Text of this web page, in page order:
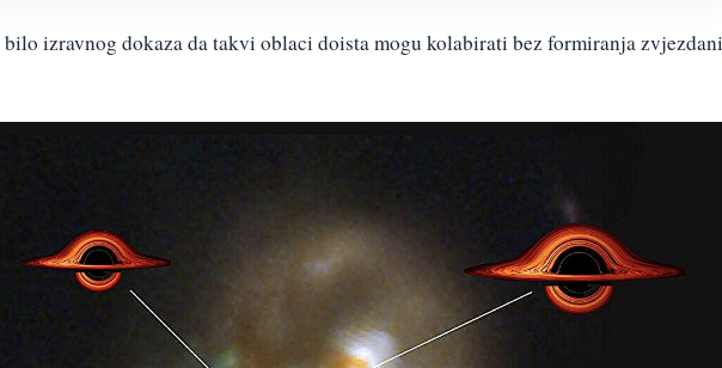
bilo izravnog dokaza da takvi oblaci doista mogu kolabirati bez formiranja